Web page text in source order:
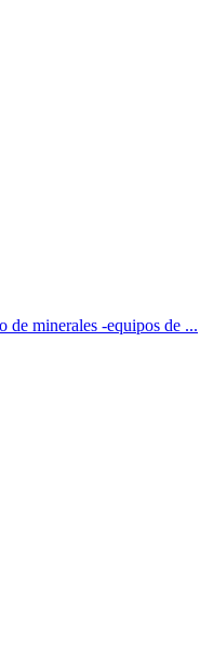
de minerales -equipos de ...